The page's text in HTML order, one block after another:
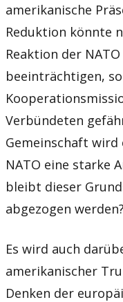
amerikanische
Reduktion könnte
Reaktion der
beeinträchtigen,
Verbündeten
Gemeinschaft
NATO eine starke
bleibt dieser
abgezogen werden?
Es wird auch
amerikanischer
Denken der